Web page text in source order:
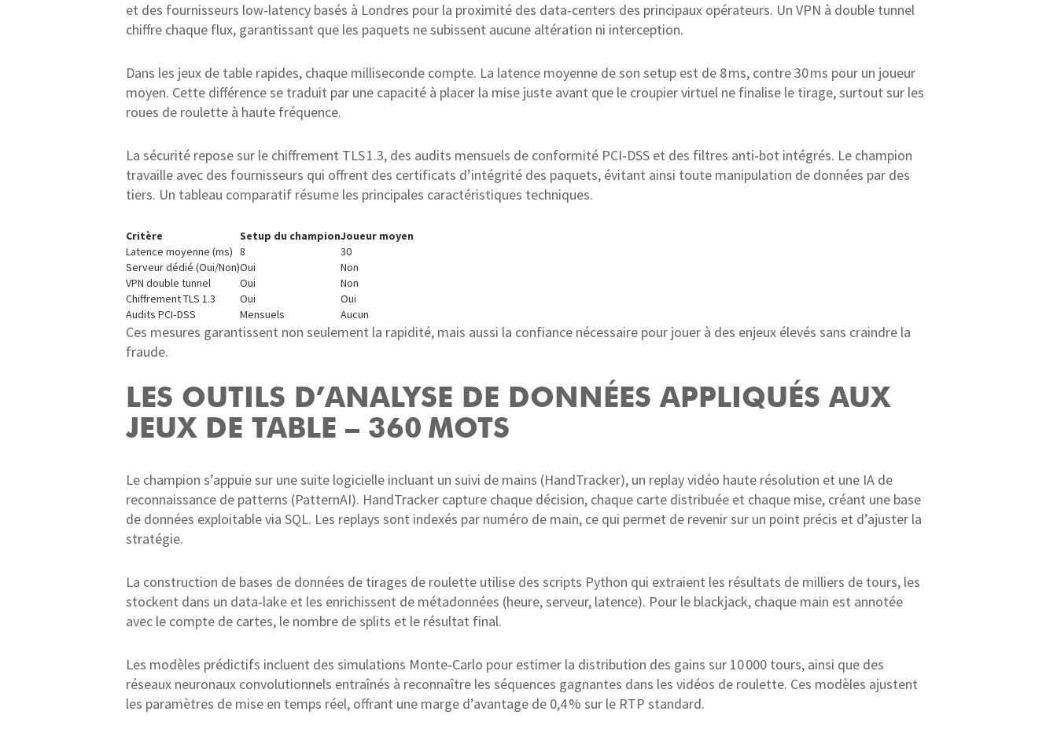
et des fournisseurs low‑latency basés à Londres pour la proximité des data‑centers des principaux opérateurs. Un VPN à double tunnel
chiffre chaque flux, garantissant que les paquets ne subissent aucune altération ni interception.
Dans les jeux de table rapides, chaque milliseconde compte. La latence moyenne de son setup est de 8 ms, contre 30 ms pour un joueur
moyen. Cette différence se traduit par une capacité à placer la mise juste avant que le croupier virtuel ne finalise le tirage, surtout sur les
roues de roulette à haute fréquence.
La sécurité repose sur le chiffrement TLS 1.3, des audits mensuels de conformité PCI‑DSS et des filtres anti‑bot intégrés. Le champion
travaille avec des fournisseurs qui offrent des certificats d’intégrité des paquets, évitant ainsi toute manipulation de données par des
tiers. Un tableau comparatif résume les principales caractéristiques techniques.
Critère Setup du championJoueur moyen
Latence moyenne (ms) 8
30
Serveur dédié (Oui/Non)Oui
Non
VPN double tunnel
Oui
Non
Chiffrement TLS 1.3
Oui
Oui
Audits PCI‑DSS
Mensuels Aucun
Ces mesures garantissent non seulement la rapidité, mais aussi la confiance nécessaire pour jouer à des enjeux élevés sans craindre la
fraude.
LES OUTILS D’ANALYSE DE DONNÉES APPLIQUÉS AUX
JEUX DE TABLE – 360 MOTS
Le champion s’appuie sur une suite logicielle incluant un suivi de mains (HandTracker), un replay vidéo haute résolution et une IA de
reconnaissance de patterns (PatternAI). HandTracker capture chaque décision, chaque carte distribuée et chaque mise, créant une base
de données exploitable via SQL. Les replays sont indexés par numéro de main, ce qui permet de revenir sur un point précis et d’ajuster la
stratégie.
La construction de bases de données de tirages de roulette utilise des scripts Python qui extraient les résultats de milliers de tours, les
stockent dans un data‑lake et les enrichissent de métadonnées (heure, serveur, latence). Pour le blackjack, chaque main est annotée
avec le compte de cartes, le nombre de splits et le résultat final.
Les modèles prédictifs incluent des simulations Monte‑Carlo pour estimer la distribution des gains sur 10 000 tours, ainsi que des
réseaux neuronaux convolutionnels entraînés à reconnaître les séquences gagnantes dans les vidéos de roulette. Ces modèles ajustent
les paramètres de mise en temps réel, offrant une marge d’avantage de 0,4 % sur le RTP standard.